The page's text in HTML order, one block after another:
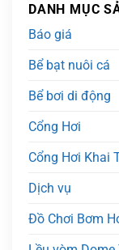
DANH MỤC
Báo giá
Bể bạt nuôi cá
Bể bơi di động
Cổng Hơi
Cổng Hơi Khai
Dịch vụ
Đồ Chơi Bơm